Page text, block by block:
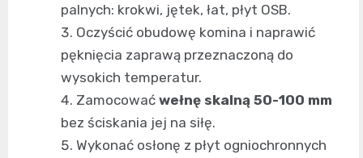
palnych: krokwi, jętek, łat, płyt OSB.
Oczyścić obudowę komina i naprawić
pęknięcia zaprawą przeznaczoną do
wysokich temperatur.
Zamocować wełnę skalną 50-100 mm
bez ściskania jej na siłę.
Wykonać osłonę z płyt ogniochronnych